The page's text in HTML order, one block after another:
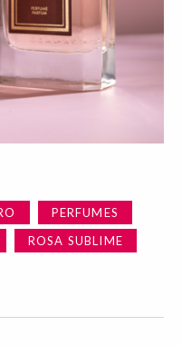
PERFUMES
ROSA SUBLIME